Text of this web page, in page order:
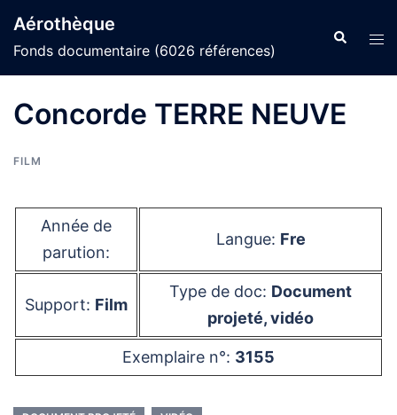
au
contenu
Aérothèque
Fonds documentaire (6026 références)
Concorde TERRE NEUVE
FILM
Année de
parution:
Langue: Fre
Support: Film
Type de doc: Document
projeté, vidéo
Exemplaire n°: 3155